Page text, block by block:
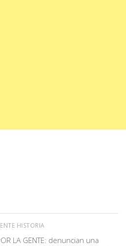
HISTORIA
LA GENTE: denuncian una